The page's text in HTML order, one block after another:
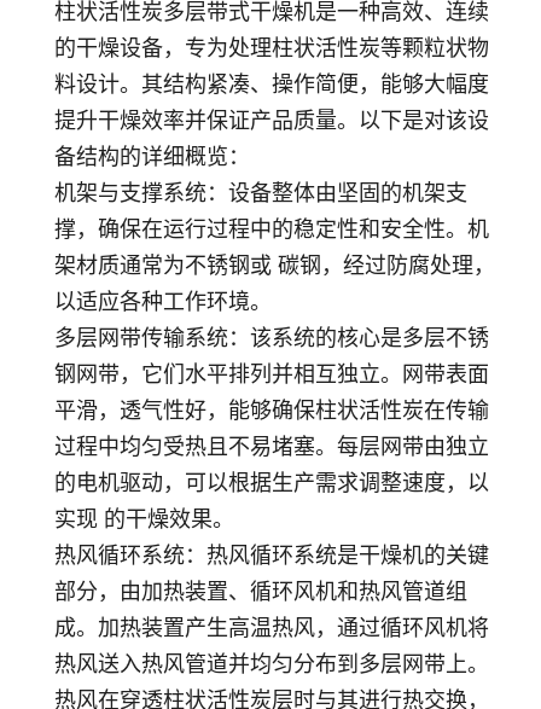
柱状活性炭多层带式干燥机是一种高效、连续
的干燥设备，专为处理柱状活性炭等颗粒状物
料设计。其结构紧凑、操作简便，能够大幅度
提升干燥效率并保证产品质量。以下是对该设
备结构的详细概览：
机架与支撑系统：设备整体由坚固的机架支
撑，确保在运行过程中的稳定性和安全性。机
架材质通常为不锈钢或 碳钢，经过防腐处理，
以适应各种工作环境。
多层网带传输系统：该系统的核心是多层不锈
钢网带，它们水平排列并相互独立。网带表面
平滑，透气性好，能够确保柱状活性炭在传输
过程中均匀受热且不易堵塞。每层网带由独立
的电机驱动，可以根据生产需求调整速度，以
实现 的干燥效果。
热风循环系统：热风循环系统是干燥机的关键
部分，由加热装置、循环风机和热风管道组
成。加热装置产生高温热风，通过循环风机将
热风送入热风管道并均匀分布到多层网带上。
热风在穿透柱状活性炭层时与其进行热交换，